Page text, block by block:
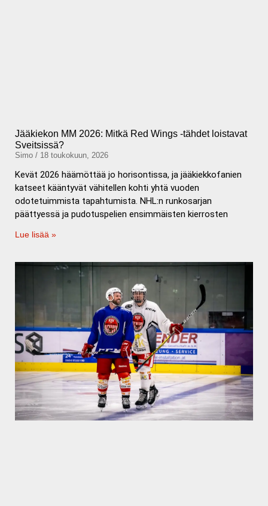
Jääkiekon MM 2026: Mitkä Red Wings -tähdet loistavat
Sveitsissä?
Simo 18 toukokuun, 2026
Kevät 2026 häämöttää jo horisontissa, ja jääkiekkofanien
katseet kääntyvät vähitellen kohti yhtä vuoden
odotetuimmista tapahtumista. NHL:n runkosarjan
päättyessä ja pudotuspelien ensimmäisten kierrosten
Lue lisää »